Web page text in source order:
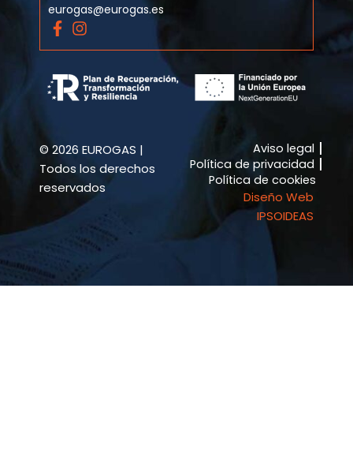
eurogas@eurogas.es
F
a
c
e
b
o
-
f
I
n
s
t
a
g
m
© 2026 EUROGAS |
Todos los derechos
reservados
Aviso legal
Política de privacidad
Política de cookies
Diseño Web
IPSOIDEAS